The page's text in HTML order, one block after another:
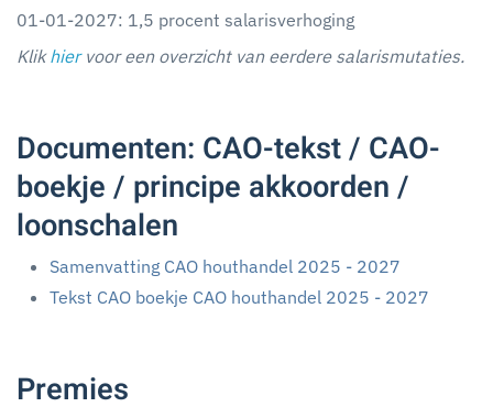
01-01-2027: 1,5 procent salarisverhoging
Klikhiervoor een overzicht van eerdere salarismutaties.
Documenten: CAO-tekst / CAO-
boekje / principe akkoorden /
loonschalen
Samenvatting CAO houthandel 2025 - 2027
Tekst CAO boekje CAO houthandel 2025 - 2027
Premies